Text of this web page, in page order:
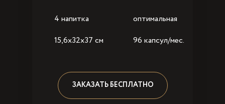
4 напитка
оптимальная
96 капсул/мес.
15,6x32x37 см
ЗАКАЗАТЬ БЕСПЛАТНО